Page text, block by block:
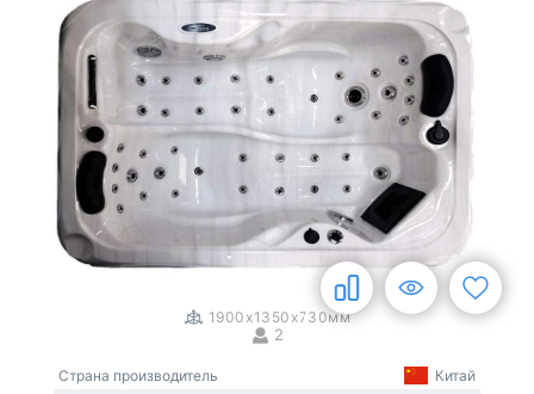
/3
1900x1350x730мм
2
Страна производитель
Китай